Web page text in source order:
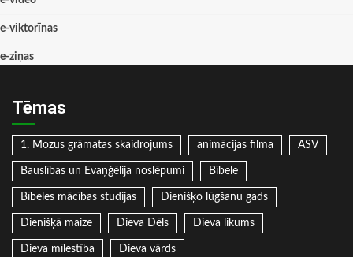
e-viktorīnas
e-ziņas
Tēmas
1. Mozus grāmatas skaidrojums animācijas filma ASV
Bauslības un Evaņģēlija noslēpumi Bībele
Bībeles mācības studijas Dienišķo lūgšanu gads
Dienišķā maize Dieva Dēls Dieva likums
Dieva mīlestība Dieva vārds